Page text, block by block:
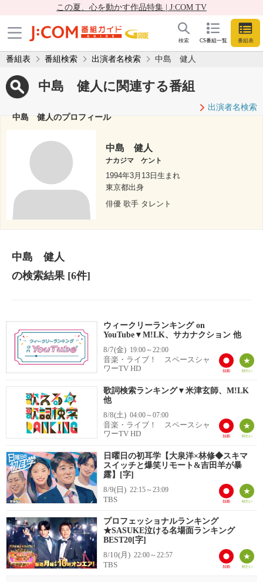
この夏、心を動かす作品特集 | J:COM TV
CS番組一覧 番組表
検索
番組表 番組検索 出演者名検索 中島 健人
中島 健人に関連する番組
出演者名検索
中島 健人のプロフィール
中島 健人
ナカジマ ケント
1994年3月13日生まれ
東京都出身
俳優 歌手 タレント
中島 健人
の検索結果[6件]
ウィークリーランキング on
YouTube▼M!LK、サカナクション 他
8/7(金) 19:00～22:00
音楽・ライブ！ スペースシャ
ワーTV HD
歌詞検索ランキング▼米津玄師、M!LK
他
8/8(土) 04:00～07:00
音楽・ライブ！ スペースシャ
ワーTV HD
日曜日の初耳学【大泉洋×林修◆スキマ
スイッチと爆笑リモート&吉田羊が暴
露】[字]
8/9(日) 22:15～23:09
TBS
プロフェッショナルランキング
★SASUKE泣ける名場面ランキング
BEST20[字]
8/10(月) 22:00～22:57
TBS